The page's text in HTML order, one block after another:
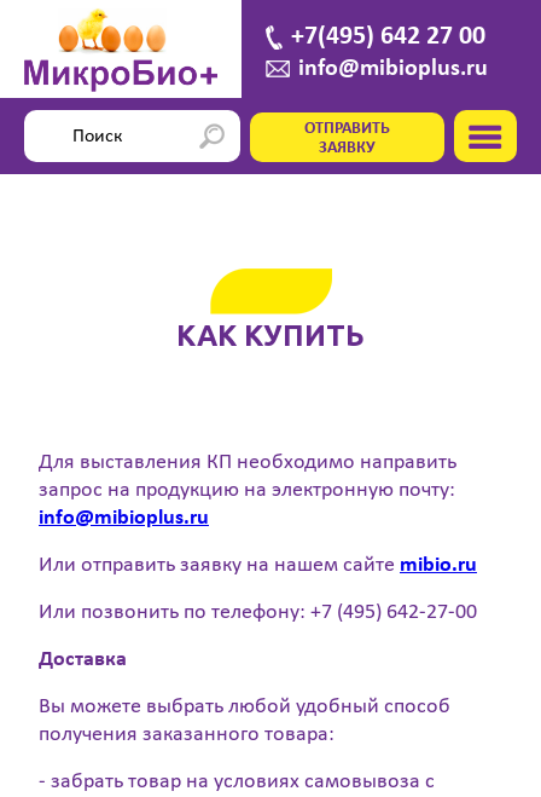
+7(495) 642 27 00
info@mibioplus.ru
ОТПРАВИТЬ
ЗАЯВКУ
КАК КУПИТЬ
Для выставления КП необходимо направить
запрос на продукцию на электронную почту:
info@mibioplus.ru
Или отправить заявку на нашем сайте mibio.ru
Или позвонить по телефону: +7 (495) 642-27-00
Доставка
Вы можете выбрать любой удобный способ
получения заказанного товара:
- забрать товар на условиях самовывоза с